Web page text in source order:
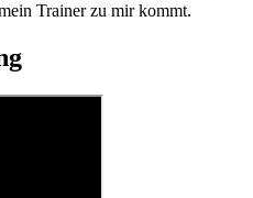
Trainer zu mir kommt.